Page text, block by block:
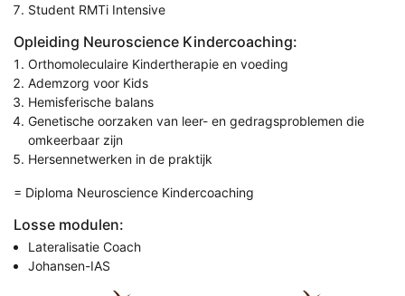
Student RMTi Intensive
Opleiding Neuroscience Kindercoaching:
Orthomoleculaire Kindertherapie en voeding
Ademzorg voor Kids
Hemisferische balans
Genetische oorzaken van leer- en gedragsproblemen die
omkeerbaar zijn
Hersennetwerken in de praktijk
= Diploma Neuroscience Kindercoaching
Losse modulen:
Lateralisatie Coach
Johansen-IAS